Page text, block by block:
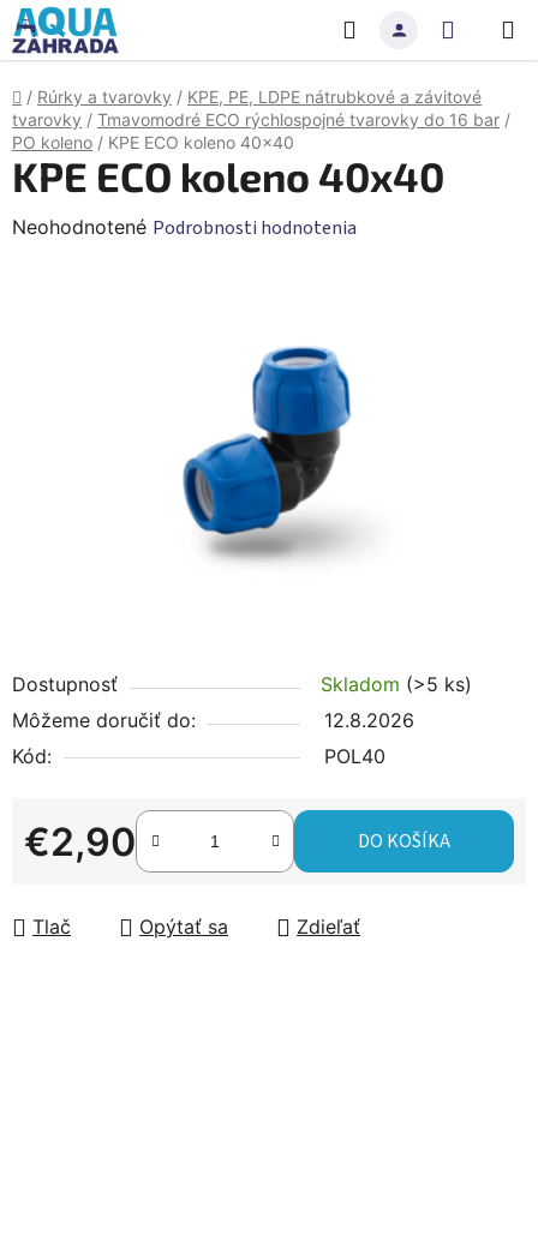
Prejsť
na
obsah
Hľadať
KOŠÍK
Domov
/ Rúrky a tvarovky / KPE, PE, LDPE nátrubkové a závitové
tvarovky / Tmavomodré ECO rýchlospojné tvarovky do 16 bar /
PO koleno / KPE ECO koleno 40x40
Dostupnosť Skladom (>5 ks)
Môžeme doručiť do:
12.8.2026
Kód:
POL40
€2,90
Jednotková cena:
DO KOŠÍKA
Tlač Opýtať sa Zdieľať
KPE ECO koleno 40x40
Priemerné
Neohodnotené Podrobnosti hodnotenia